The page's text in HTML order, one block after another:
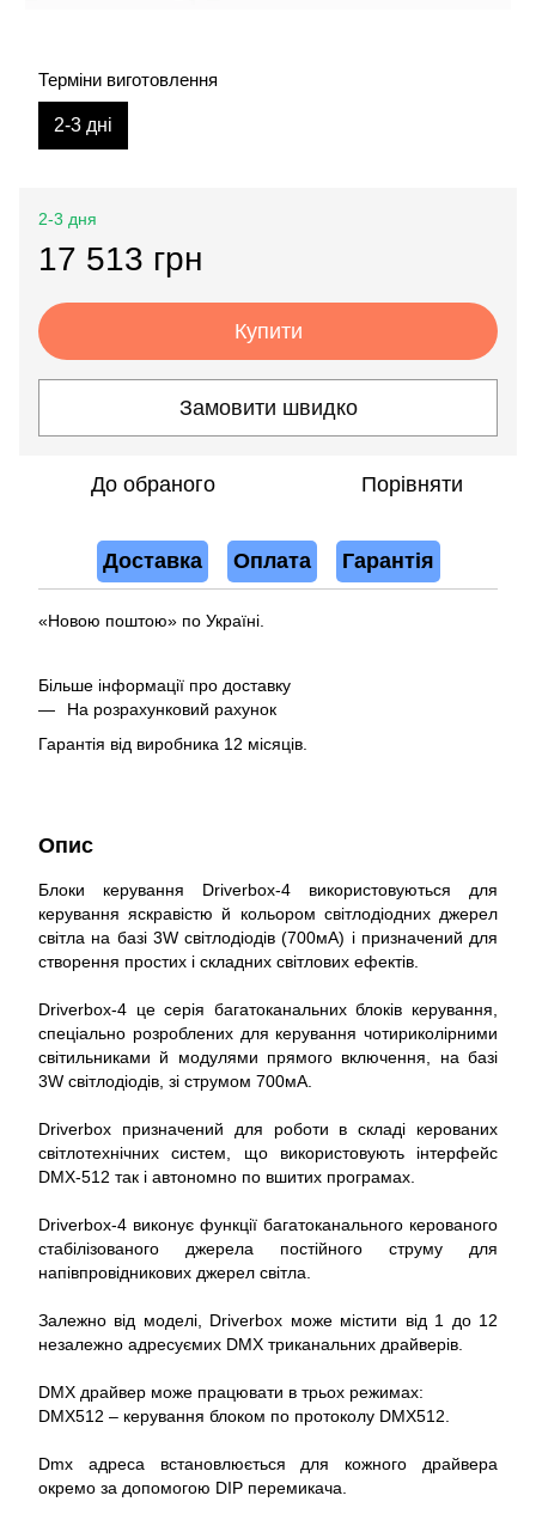
Терміни виготовлення
2-3 дні
2-3 дня
17 513 грн
Купити
Замовити швидко
До обраного Порівняти
Доставка Оплата Гарантія
«Новою поштою» по Україні.
Більше інформації про доставку
На розрахунковий рахунок
Гарантія від виробника 12 місяців.
Опис
Блоки керування Driverbox-4 використовуються для
керування яскравістю й кольором світлодіодних джерел
світла на базі 3W світлодіодів (700мА) і призначений для
створення простих і складних світлових ефектів.
Driverbox-4 це серія багатоканальних блоків керування,
спеціально розроблених для керування чотириколірними
світильниками й модулями прямого включення, на базі
3W світлодіодів, зі струмом 700мА.
Driverbox призначений для роботи в складі керованих
світлотехнічних систем, що використовують інтерфейс
DMX-512 так і автономно по вшитих програмах.
Driverbox-4 виконує функції багатоканального керованого
стабілізованого джерела постійного струму для
напівпровідникових джерел світла.
Залежно від моделі, Driverbox може містити від 1 до 12
незалежно адресуємих DMX триканальних драйверів.
DMX драйвер може працювати в трьох режимах:
DMX512 – керування блоком по протоколу DMX512.
Dmx адреса встановлюється для кожного драйвера
окремо за допомогою DIP перемикача.